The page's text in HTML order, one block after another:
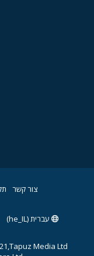
צור קשר
עברית (he_IL)
Media Ltd.